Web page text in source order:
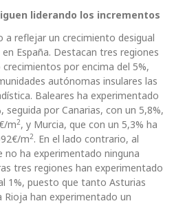
liderando los incrementos
reflejar un crecimiento desigual
España. Destacan tres regiones
por encima del 5%,
autónomas insulares las
Baleares ha experimentado
seguida por Canarias, con un 5,8%,
m2, y Murcia, que con un 5,3% ha
m2. En el lado contrario, al
no ha experimentado ninguna
tres regiones han experimentado
1%, puesto que tanto Asturias
han experimentado un